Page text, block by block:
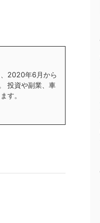
2020年6月から
投資や副業、車
す。